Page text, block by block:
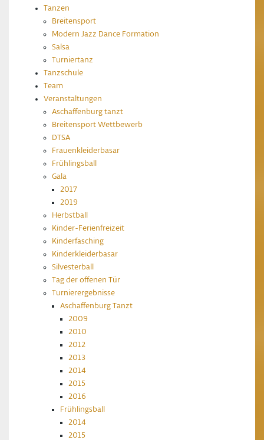
Tanzen
Breitensport
Modern Jazz Dance Formation
Salsa
Turniertanz
Tanzschule
Team
Veranstaltungen
Aschaffenburg tanzt
Breitensport Wettbewerb
DTSA
Frauenkleiderbasar
Frühlingsball
Gala
2017
2019
Herbstball
Kinder-Ferienfreizeit
Kinderfasching
Kinderkleiderbasar
Silvesterball
Tag der offenen Tür
Turnierergebnisse
Aschaffenburg Tanzt
2009
2010
2012
2013
2014
2015
2016
Frühlingsball
2014
2015